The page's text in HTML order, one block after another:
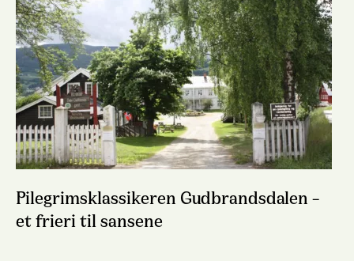
Pilegrimsklassikeren Gudbrandsdalen –
et frieri til sansene